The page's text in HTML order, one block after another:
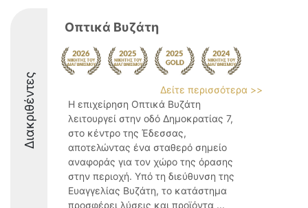
Διακριθέντες
Οπτικά Βυζάτη
Δείτε περισσότερα >>
Η επιχείρηση Οπτικά Βυζάτη
λειτουργεί στην οδό Δημοκρατίας 7,
στο κέντρο της Έδεσσας,
αποτελώντας ένα σταθερό σημείο
αναφοράς για τον χώρο της όρασης
στην περιοχή. Υπό τη διεύθυνση της
Ευαγγελίας Βυζάτη, το κατάστημα
προσφέρει λύσεις και προϊόντα ...